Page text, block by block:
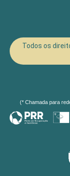
Todos os
(* Chamada para